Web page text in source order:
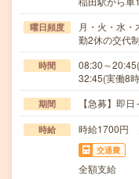
曜日頻度
月・火・水
勤2休の交代
時間
08:30～
32:45(実働8
期間 【急募】即
時給 時給1700円
交通費
全額支給